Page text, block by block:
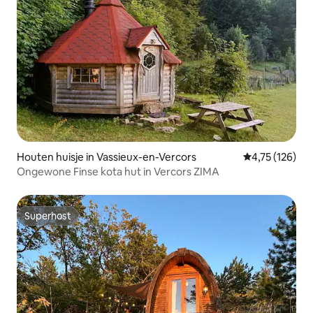
Houten huisje in Vassieux-en-Vercors Gemiddelde
4,75 (126)
Ongewone Finse kota hut in Vercors ZIMA
Superhost
Superhost